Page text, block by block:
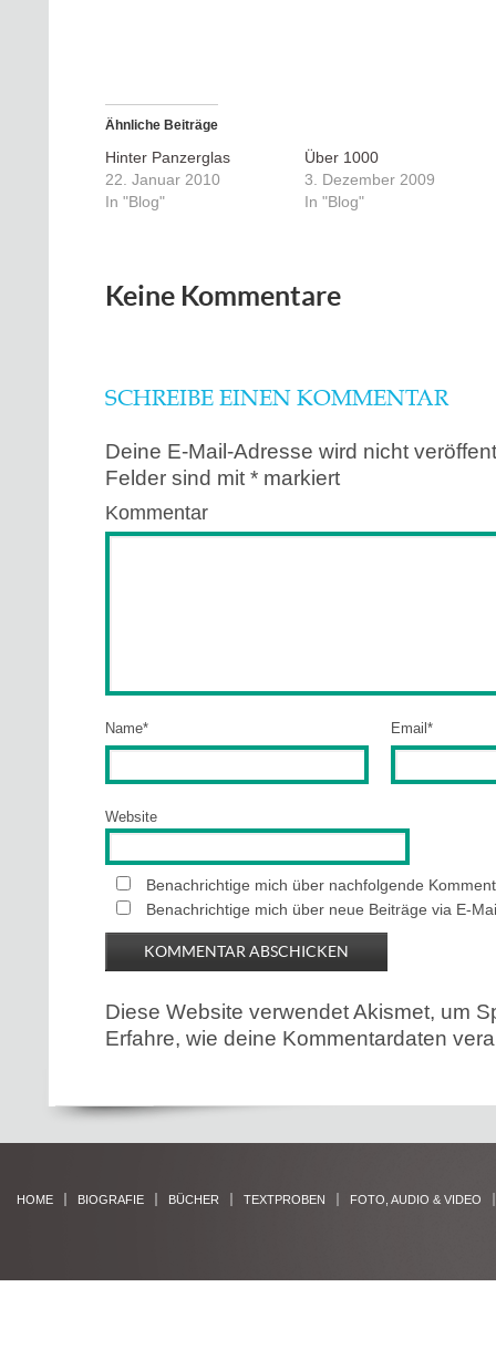
Ähnliche Beiträge
Hinter Panzerglas
22. Januar 2010
In "Blog"
Über 1000
3. Dezember 2009
In "Blog"
Keine Kommentare
SCHREIBE EINEN KOMMENTAR
Deine E-Mail-Adresse wird nicht
Felder sind mit * markiert
Kommentar
Name* Email *
Website
Benachrichtige mich über nachfolgende
Benachrichtige mich über neue Beiträge via E-
Diese Website verwendet Akismet, um
Erfahre, wie deine Kommentardaten
HOME BIOGRAFIE BÜCHER TEXTPROBEN FOTO, AUDIO & VIDEO